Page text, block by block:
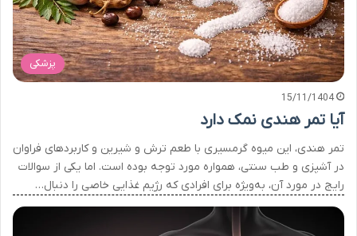
پزشکی
15/11/1404
آیا تمر هندی نمک دارد
تمر هندی، این میوه گرمسیری با طعم ترش و شیرین و کاربردهای فراوان
در آشپزی و طب سنتی، همواره مورد توجه بوده است. اما یکی از سوالات
رایج در مورد آن، به‌ویژه برای افرادی که رژیم غذایی خاصی را دنبال…